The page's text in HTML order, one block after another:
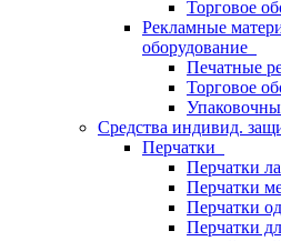
Торговое
Рекламные
оборудование
Печатные
Торговое
Средства индивид.
Перчатки
Перчатки
Перчатки
Перчатки
Перчатки